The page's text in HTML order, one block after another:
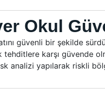
Okul
güvenli bir şekilde
karşı güvende
analizi yapılarak riskli